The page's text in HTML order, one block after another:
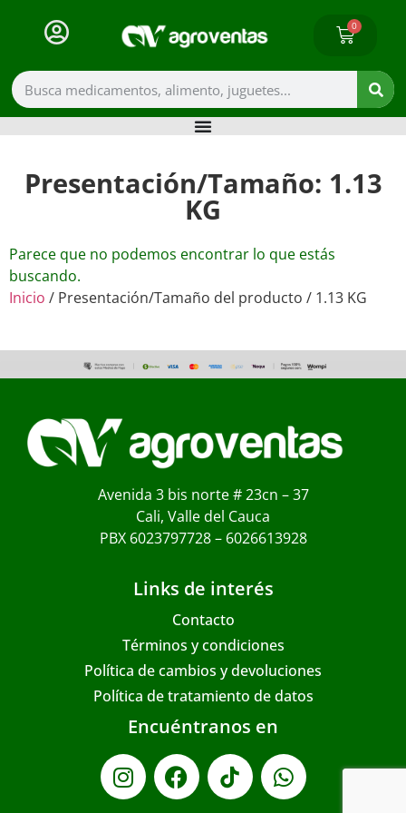
0
Presentación/Tamaño: 1.13
KG
Inicio / Presentación/Tamaño del producto / 1.13 KG
Parece que no podemos encontrar lo que estás
buscando.
Avenida 3 bis norte # 23cn – 37
Cali, Valle del Cauca
PBX 6023797728 – 6026613928
Links de interés
Contacto
Términos y condiciones
Política de cambios y devoluciones
Política de tratamiento de datos
Encuéntranos en